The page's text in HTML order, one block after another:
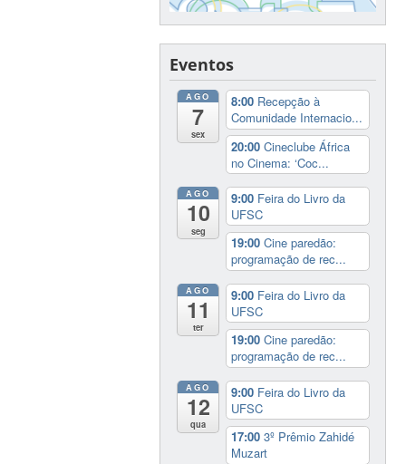
Eventos
AGO
7
sex
8:00 Recepção à
Comunidade Internacio...
20:00Cineclube África
no Cinema: ‘Coc...
AGO
10
seg
9:00 Feira do Livro da
UFSC
19:00Cine paredão:
programação de rec...
AGO
11
ter
9:00 Feira do Livro da
UFSC
19:00Cine paredão:
programação de rec...
AGO
12
qua
9:00 Feira do Livro da
UFSC
17:003º Prêmio Zahidé
Muzart